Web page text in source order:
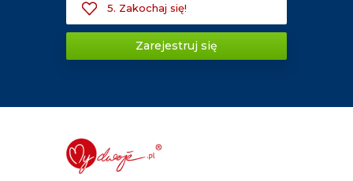
5. Zakochaj się!
Zarejestruj się